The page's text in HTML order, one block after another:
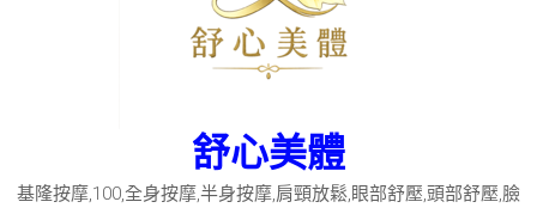
舒心美體
基隆按摩,100,全身按摩,半身按摩,肩頸放鬆,眼部舒壓,頭部舒壓,臉